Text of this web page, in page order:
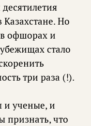
Казахстане. Но
офшорах и
стало
три раза (!).
и ученые, и
признать, что